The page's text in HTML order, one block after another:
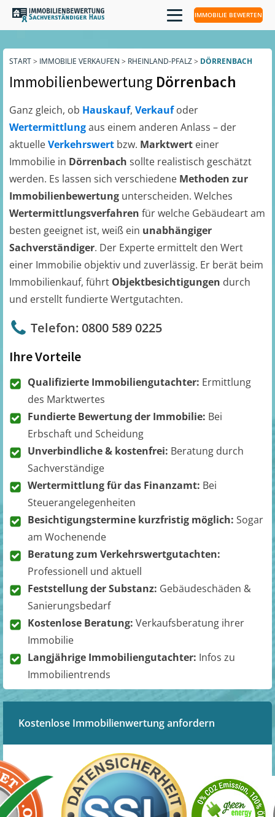
IMMOBILIE BEWERTEN
START> IMMOBILIE VERKAUFEN > RHEINLAND-PFALZ> DÖRRENBACH
Immobilienbewertung Dörrenbach
Ganz gleich, ob Hauskauf, Verkaufoder
Wertermittlungaus einem anderen Anlass – der
aktuelleVerkehrswert bzw. Marktwert einer
Immobilie in Dörrenbach sollte realistisch geschätzt
werden. Es lassen sich verschiedene Methoden zur
Immobilienbewertung unterscheiden. Welches
Wertermittlungsverfahren für welche Gebäudeart am
besten geeignet ist, weiß ein unabhängiger
Sachverständiger. Der Experte ermittelt den Wert
einer Immobilie objektiv und zuverlässig. Er berät beim
Immobilienkauf, führt Objektbesichtigungen durch
und erstellt fundierte Wertgutachten.
Telefon: 0800 589 0225
Ihre Vorteile
Qualifizierte Immobiliengutachter: Ermittlung
des Marktwertes
Fundierte Bewertung der Immobilie: Bei
Erbschaft und Scheidung
Unverbindliche & kostenfrei: Beratung durch
Sachverständige
Wertermittlung für das Finanzamt: Bei
Steuerangelegenheiten
Besichtigungstermine kurzfristig möglich: Sogar
am Wochenende
Beratung zum Verkehrswertgutachten:
Professionell und aktuell
Feststellung der Substanz: Gebäudeschäden &
Sanierungsbedarf
Kostenlose Beratung: Verkaufsberatung ihrer
Immobilie
Langjährige Immobiliengutachter: Infos zu
Immobilientrends
Kostenlose Immobilienwertung anfordern